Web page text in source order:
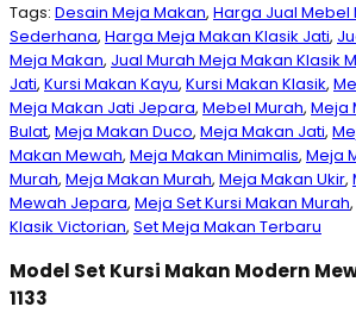
Tags: Desain Meja Makan, Harga Jual Mebel
Sederhana, Harga Meja Makan Klasik Jati,
Meja Makan, Jual Murah Meja Makan Klasik
Jati, Kursi Makan Kayu, Kursi Makan Klasik,
Meja Makan Jati Jepara, Mebel Murah, Meja
Bulat, Meja Makan Duco, Meja Makan Jati,
Makan Mewah, Meja Makan Minimalis, Meja
Murah, Meja Makan Murah, Meja Makan Ukir,
Mewah Jepara, Meja Set Kursi Makan Murah,
Klasik Victorian, Set Meja Makan Terbaru
Model Set Kursi Makan Modern
1133